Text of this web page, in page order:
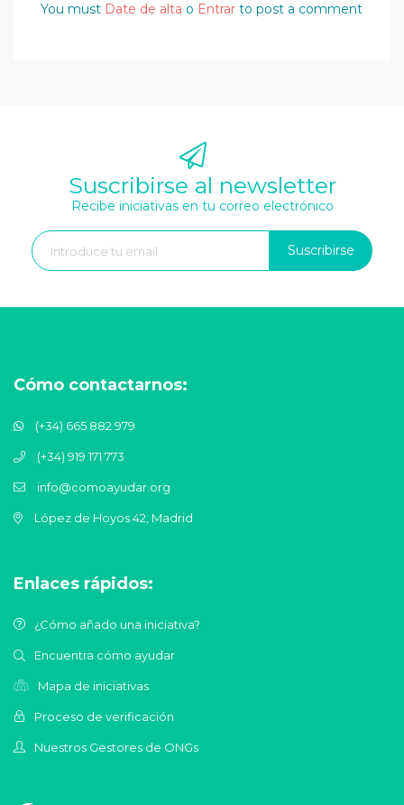
You must Date de alta o Entrar to post a comment
Suscribirse al newsletter
Recibe iniciativas en tu correo electrónico
Suscribirse
Cómo contactarnos:
(+34) 665 882 979
(+34) 919 171 773
info@comoayudar.org
López de Hoyos 42, Madrid
Enlaces rápidos:
¿Cómo añado una iniciativa?
Encuentra cómo ayudar
Mapa de iniciativas
Proceso de verificación
Nuestros Gestores de ONGs